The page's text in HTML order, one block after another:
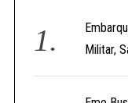
Militar,